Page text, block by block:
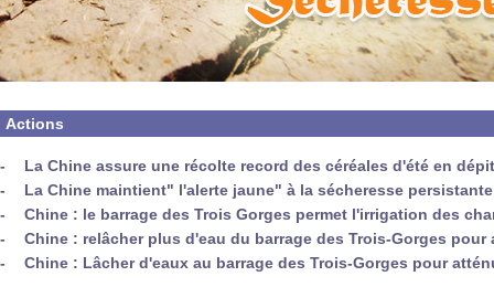
Actions
-
La Chine assure une récolte record des céréales d'été en
-
La Chine maintient" l'alerte jaune" à la sécheresse persistante
-
Chine : le barrage des Trois Gorges permet l'irrigation des
-
Chine : relâcher plus d'eau du barrage des Trois-Gorges pour
-
Chine : Lâcher d'eaux au barrage des Trois-Gorges pour